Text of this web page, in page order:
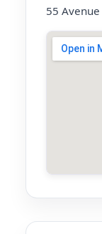
55